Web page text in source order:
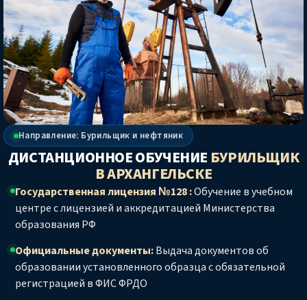
Направление: Бурильщик и нефтяник
ДИСТАНЦИОННОЕ ОБУЧЕНИЕ БУРИЛЬЩИК
В АРХАНГЕЛЬСКЕ
Государственная лицензия №128 :Обучение в учебном
центре с лицензией и аккредитацией Министерства
образования РФ
Официальные документы:Выдача документов об
образовании установленного образца с обязательной
регистрацией в ФИС ФРДО